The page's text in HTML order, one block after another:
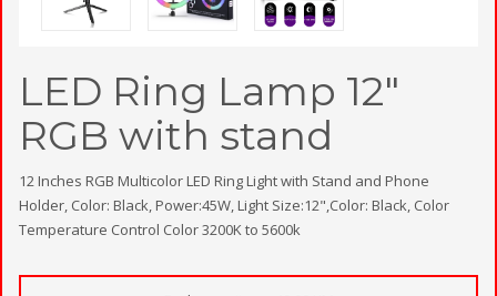
LED Ring Lamp 12"
RGB with stand
12 Inches RGB Multicolor LED Ring Light with Stand and Phone
Holder, Color: Black, Power:45W, Light Size:12",Color: Black, Color
Temperature Control Color 3200K to 5600k